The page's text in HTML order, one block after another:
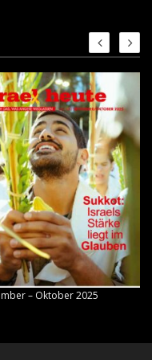
– Oktober 2025